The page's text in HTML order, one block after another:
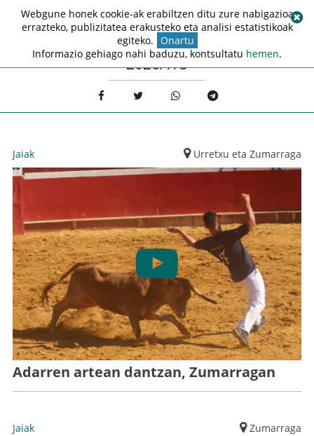
2026/7/5
Jaiak Urretxu eta Zumarraga
Adarren artean dantzan, Zumarragan
Jaiak Zumarraga
Webgune honek cookie-ak erabiltzen ditu zure nabigazioa
errazteko, publizitatea erakusteko eta analisi estatistikoak
egiteko. Onartu
Informazio gehiago nahi baduzu, kontsultatu hemen.